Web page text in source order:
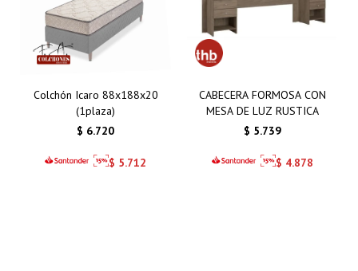
Colchón Icaro 88x188x20
(1plaza)
$ 6.720
$ 5.712
CABECERA FORMOSA CON
MESA DE LUZ RUSTICA
$ 5.739
$ 4.878